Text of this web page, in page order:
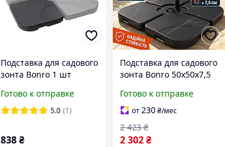
Подставка для садового
зонта Bonro 1 шт
Готово к отправке
5.0 (1)
838₴
Подставка для садового
зонта Bonro 50х50х7,5
утяжелители по 7,8 кг
для зонта
Готово к отправке
от230₴/мес
2 302₴
2 423 ₴